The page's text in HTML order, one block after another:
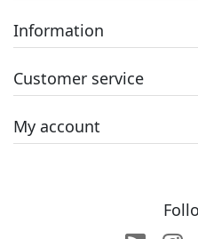
Information
Customer service
My account